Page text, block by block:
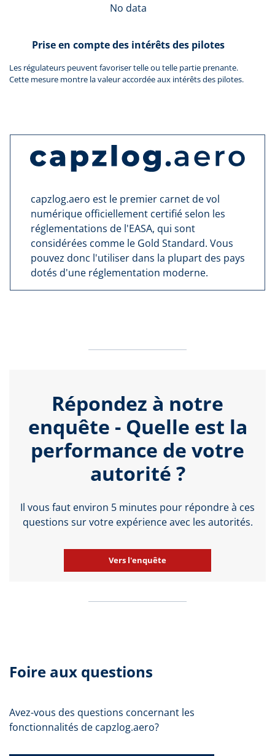
No data
Prise en compte des intérêts des pilotes
Les régulateurs peuvent favoriser telle ou telle partie prenante.
Cette mesure montre la valeur accordée aux intérêts des pilotes.
capzlog.aero est le premier carnet de vol
numérique officiellement certifié selon les
réglementations de l'EASA, qui sont
considérées comme le Gold Standard. Vous
pouvez donc l'utiliser dans la plupart des pays
dotés d'une réglementation moderne.
Répondez à notre
enquête - Quelle est la
performance de votre
autorité ?
Il vous faut environ 5 minutes pour répondre à ces
questions sur votre expérience avec les autorités.
Vers l'enquête
Foire aux questions
Avez-vous des questions concernant les
fonctionnalités de capzlog.aero?